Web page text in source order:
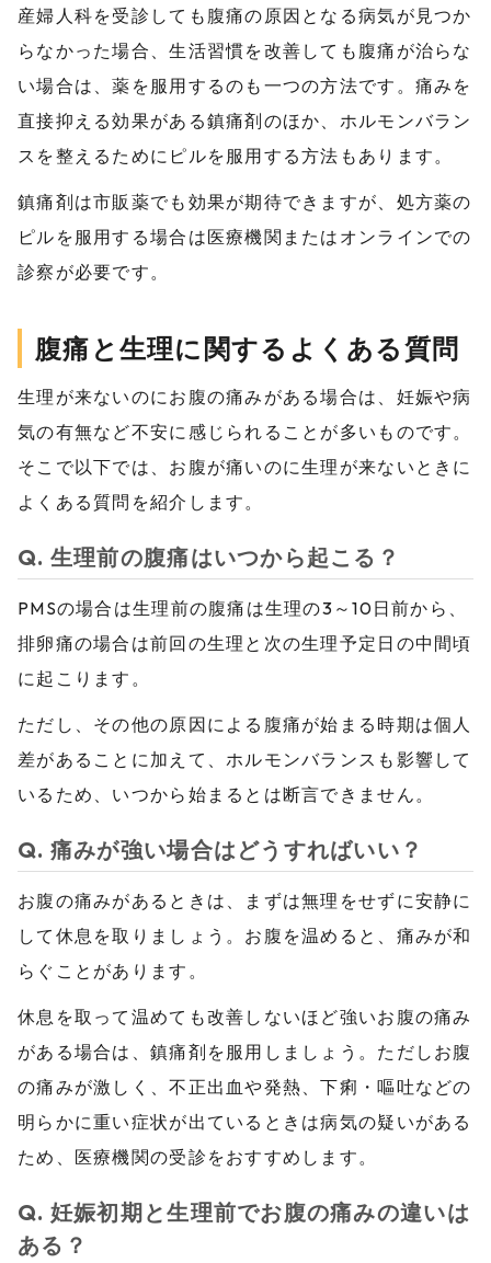
産婦人科を受診しても腹痛の原因となる病気が見つか
らなかった場合、生活習慣を改善しても腹痛が治らな
い場合は、薬を服用するのも一つの方法です。痛みを
直接抑える効果がある鎮痛剤のほか、ホルモンバラン
スを整えるためにピルを服用する方法もあります。
鎮痛剤は市販薬でも効果が期待できますが、処方薬の
ピルを服用する場合は医療機関またはオンラインでの
診察が必要です。
腹痛と生理に関するよくある質問
生理が来ないのにお腹の痛みがある場合は、妊娠や病
気の有無など不安に感じられることが多いものです。
そこで以下では、お腹が痛いのに生理が来ないときに
よくある質問を紹介します。
Q. 生理前の腹痛はいつから起こる？
PMSの場合は生理前の腹痛は生理の3～10日前から、
排卵痛の場合は前回の生理と次の生理予定日の中間頃
に起こります。
ただし、その他の原因による腹痛が始まる時期は個人
差があることに加えて、ホルモンバランスも影響して
いるため、いつから始まるとは断言できません。
Q. 痛みが強い場合はどうすればいい？
お腹の痛みがあるときは、まずは無理をせずに安静に
して休息を取りましょう。お腹を温めると、痛みが和
らぐことがあります。
休息を取って温めても改善しないほど強いお腹の痛み
がある場合は、鎮痛剤を服用しましょう。ただしお腹
の痛みが激しく、不正出血や発熱、下痢・嘔吐などの
明らかに重い症状が出ているときは病気の疑いがある
ため、医療機関の受診をおすすめします。
Q. 妊娠初期と生理前でお腹の痛みの違いは
ある？